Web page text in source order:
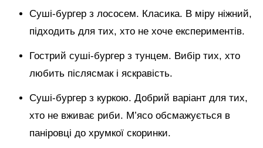
Суші-бургер з лососем. Класика. В міру ніжний,
підходить для тих, хто не хоче експериментів.
Гострий суші-бургер з тунцем. Вибір тих, хто
любить післясмак і яскравість.
Суші-бургер з куркою. Добрий варіант для тих,
хто не вживає риби. М’ясо обсмажується в
паніровці до хрумкої скоринки.